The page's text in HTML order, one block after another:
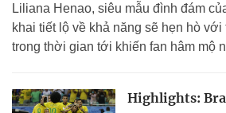
Liliana Henao, siêu mẫu đình đám
khai tiết lộ về khả năng sẽ hẹn hò
trong thời gian tới khiến fan hâm mộ
Highlights: